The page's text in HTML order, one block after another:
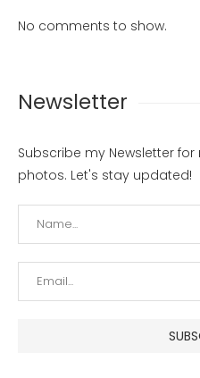
No comments to show.
Newsletter
Subscribe my Newsletter
photos. Let's stay updated!